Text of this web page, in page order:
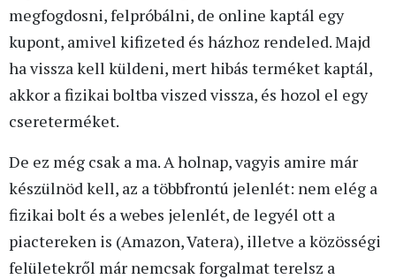
megfogdosni, felpróbálni, de online kaptál egy
kupont, amivel kifizeted és házhoz rendeled. Majd
ha vissza kell küldeni, mert hibás terméket kaptál,
akkor a fizikai boltba viszed vissza, és hozol el egy
csereterméket.
De ez még csak a ma. A holnap, vagyis amire már
készülnöd kell, az a többfrontú jelenlét: nem elég a
fizikai bolt és a webes jelenlét, de legyél ott a
piactereken is (Amazon, Vatera), illetve a közösségi
felületekről már nemcsak forgalmat terelsz a